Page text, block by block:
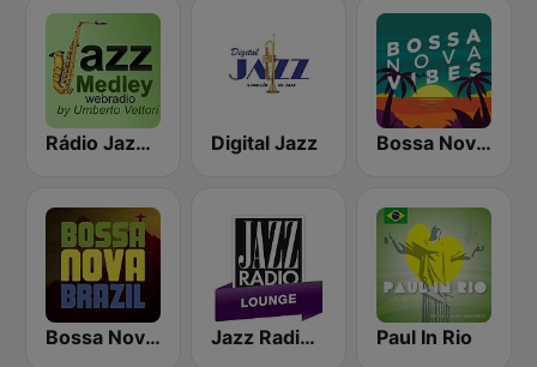
Rádio Jazz Medley Digital Jazz Bossa Nova Vibes
Bossa Nova Brazil Jazz Radio Lounge Paul In Rio